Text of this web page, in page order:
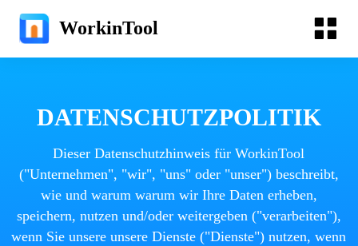
WorkinTool
DATENSCHUTZPOLITIK
Dieser Datenschutzhinweis für WorkinTool
("Unternehmen", "wir", "uns" oder "unser") beschreibt,
wie und warum warum wir Ihre Daten erheben,
speichern, nutzen und/oder weitergeben ("verarbeiten"),
wenn Sie unsere unsere Dienste ("Dienste") nutzen, wenn